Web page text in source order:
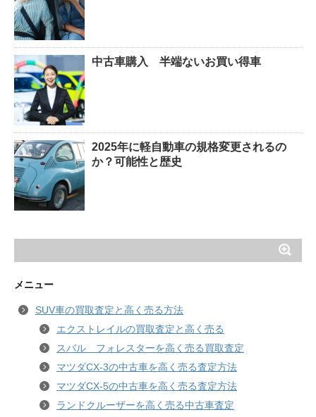
中古車購入 半端ないお買い得車
2025年に軽自動車の規格変更されるの
か？可能性と歴史
メニュー
SUV車の買取査定と高く売る方法
エクストレイルの買取査定と高く売る
スバル フォレスターを高く売る買取査定
マツダCX-3の中古車を高く売る査定方法
マツダCX-5の中古車を高く売る査定方法
ランドクルーザーを高く売る中古車査定